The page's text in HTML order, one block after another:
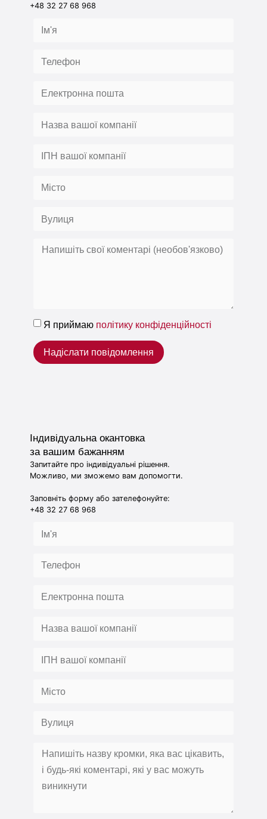
+48 32 27 68 968
Я приймаю політику конфіденційності
Надіслати повідомлення
Індивідуальна окантовка
за вашим бажанням
Запитайте про індивідуальні рішення.
Можливо, ми зможемо вам допомогти.
Заповніть форму або зателефонуйте:
+48 32 27 68 968